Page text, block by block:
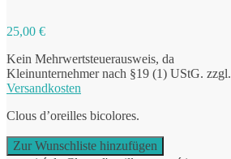
25,00 €
Kein Mehrwertsteuerausweis, da
Kleinunternehmer nach §19 (1) UStG. zzgl.
Versandkosten
Clous d’oreilles bicolores.
Zur Wunschliste hinzufügen